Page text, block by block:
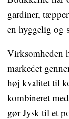
gardiner,
en hyggelig og
Virksomheden
markedet
høj kvalitet til
kombineret
gør Jysk til et